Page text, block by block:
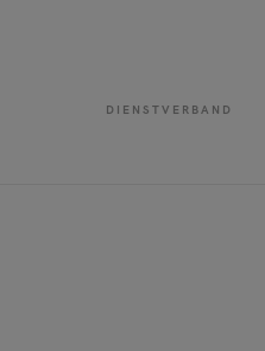
DIENSTVERBAND